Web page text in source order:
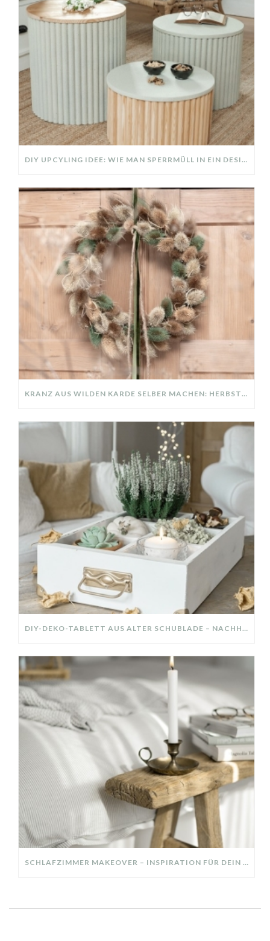
DIY UPCYLING IDEE: WIE MAN SPERRMÜLL IN EIN DESIGNER TEIL VERWANDELT
KRANZ AUS WILDEN KARDE SELBER MACHEN: HERBSTDEKO GANZ EINFACH
DIY-DEKO-TABLETT AUS ALTER SCHUBLADE – NACHHALTIGE HERBSTDEKO SELBER MACHEN!
SCHLAFZIMMER MAKEOVER – INSPIRATION FÜR DEIN SCHLAFZIMMER: AUS ALT MACH NEU – HELL, GEMÜTLICH UND EINLADEND